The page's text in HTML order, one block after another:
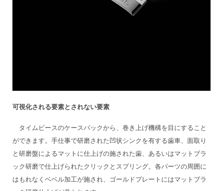
可視化される要素とされない要素
タイムピースのケースバックから、巻き上げ機構を目にすること
ができます。手仕事で研磨された凹状シンクを有する歯車、面取り
と研磨盤によるマットに仕上げの施された歯、あるいはマットブラ
ック研磨で仕上げられたクリックとスプリング。各パーツの周囲に
はもれなくベベル加工が施され、ゴールドプレートにはマットブラ